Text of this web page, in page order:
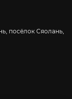
посёлок Сяолань,